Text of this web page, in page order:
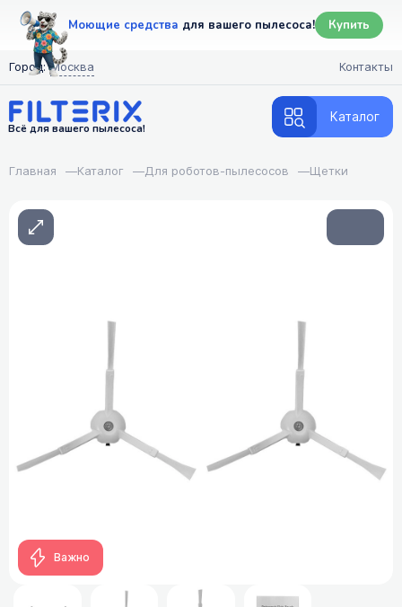
Моющие средства для вашего пылесоса! Купить
Город: Москва Контакты
Всё для вашего пылесоса!
Каталог
Главная —Каталог —Для роботов-пылесосов —Щетки
Важно